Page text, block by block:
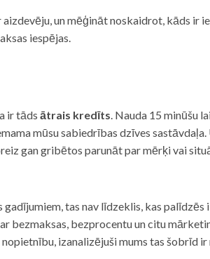
un mēģināt noskaidrot, kāds ir
iespējas.
ir tāds ātrais kredīts. Nauda 15 minūšu
mūsu sabiedrības dzīves
gan gribētos parunāt par mērķi vai
tas nav līdzeklis, kas
bezmaksas, bezprocentu un citu
izanalizējuši mums tas šobrīd